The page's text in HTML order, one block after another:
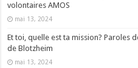
volontaires AMOS
mai 13, 2024
Et toi, quelle est ta mission? Paroles
de Blotzheim
mai 13, 2024